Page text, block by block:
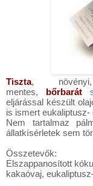
Tiszta,
mentes, bőrbarát
eljárással készült
is ismert
Nem tartalmaz
állatkísérletek sem
Összetevők:
Elszappanosított
kakaóvaj,